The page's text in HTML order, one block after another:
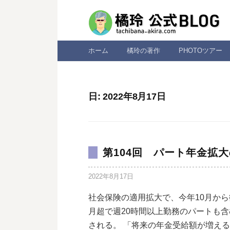
ツ
ホーム 橘玲の著作 PHOTOツアー
日:2022年8月17日
第104回 パート年金拡大
2022年8月17日
社会保険の適用拡大で、今年10月か
月超で週20時間以上勤務のパートも
される。 「将来の年金受給額が増え